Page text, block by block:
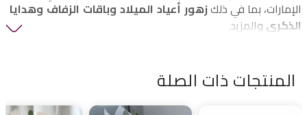
الإمارات، بما في ذلك زهور أعياد الميلاد وباقات الزفاف وهدايا
الذكرى والمزيد.
المنتجات ذات الصلة